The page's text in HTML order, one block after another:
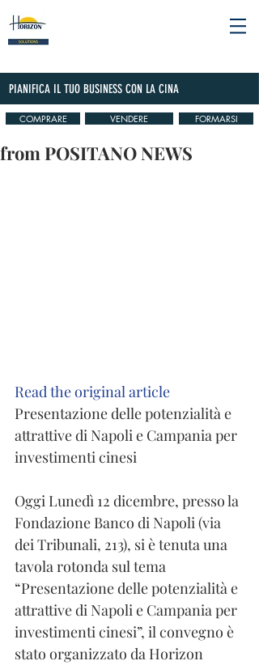
PIANIFICA IL TUO BUSINESS CON LA CINA
COMPRARE VENDERE FORMARSI
from POSITANO NEWS
Read the original article
Presentazione delle potenzialità e
attrattive di Napoli e Campania per
investimenti cinesi
Oggi Lunedì 12 dicembre, presso la
Fondazione Banco di Napoli (via
dei Tribunali, 213), si è tenuta una
tavola rotonda sul tema
“Presentazione delle potenzialità e
attrattive di Napoli e Campania per
investimenti cinesi”, il convegno è
stato organizzato da Horizon